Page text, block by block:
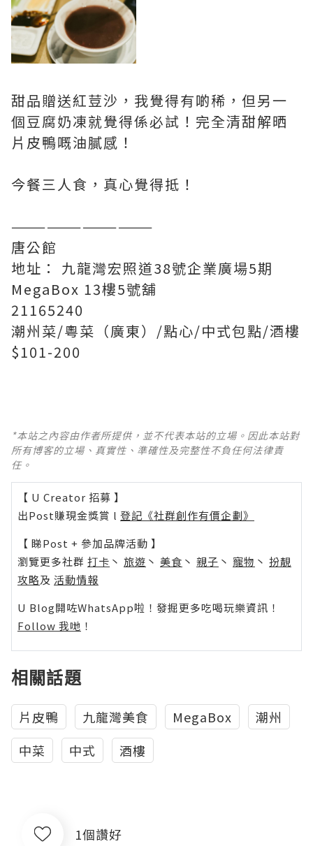
甜品贈送紅荳沙，我覺得有啲稀，但另一
個豆腐奶凍就覺得係必試！完全清甜解晒
片皮鴨嘅油膩感！
今餐三人食，真心覺得抵！
————————————
唐公館
地址： 九龍灣宏照道38號企業廣場5期
MegaBox 13樓5號舖
21165240
潮州菜/粵菜（廣東）/點心/中式包點/酒樓
$101-200
*本站之內容由作者所提供，並不代表本站的立場。因此本站對
所有博客的立場、真實性、準確性及完整性不負任何法律責
任。
【 U Creator 招募 】
出Post賺現金獎賞 l 登記《社群創作有價企劃》
【 睇Post + 參加品牌活動 】
瀏覽更多社群 打卡 丶 旅遊 丶 美食 丶 親子 丶 寵物 丶 扮靚
攻略及 活動情報
U Blog開咗WhatsApp啦！發掘更多吃喝玩樂資訊！
Follow 我哋 ！
相關話題
片皮鴨 九龍灣美食 MegaBox
潮州
中菜
中式 酒樓
1個讚好